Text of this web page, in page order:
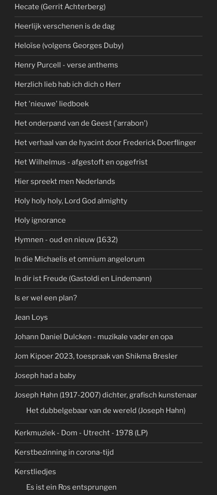
Hecate (Gerrit Achterberg)
Heerlijk verschenen is de dag
Heloïse (volgens Georges Duby)
Henry Purcell - verse anthems
Herzlich lieb hab ich dich o Herr
Het 'nieuwe' liedboek
Het onderpand van de Geest ('arrabon')
Het verhaal van de hyacint door Frederick Doerflinger
Het Wilhelmus - afgestoft en opgefrist
Hier spreekt men Nederlands
Holy holy holy, Lord God almighty
Holy ignorance
Hymnen - oud en nieuw (1632)
In die Michaelis et omnium angelorum
In dir ist Freude (Gastoldi en Lindemann)
Is er wel een plan?
Jean Loys
Johann Daniel Dulcken - muzikale vader en opa
Jom Kipoer 2023, toespraak van Shikma Bresler
Joseph had a baby
Joseph Hahn (1917-2007) dichter, grafisch kunstenaar
Het dubbelgebaar van de wereld (Joseph Hahn)
Kerkmuziek - Dom - Utrecht - 1978 (LP)
Kerstbezinning in corona-tijd
Kerstliedjes
Es ist ein Ros entsprungen